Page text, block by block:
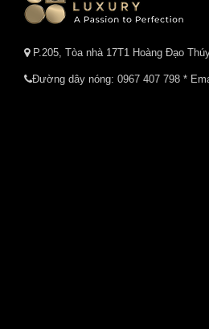
P.205, Tòa nhà 17T1 Hoàng Đạo
Đường dây nóng: 0967 407 798 *